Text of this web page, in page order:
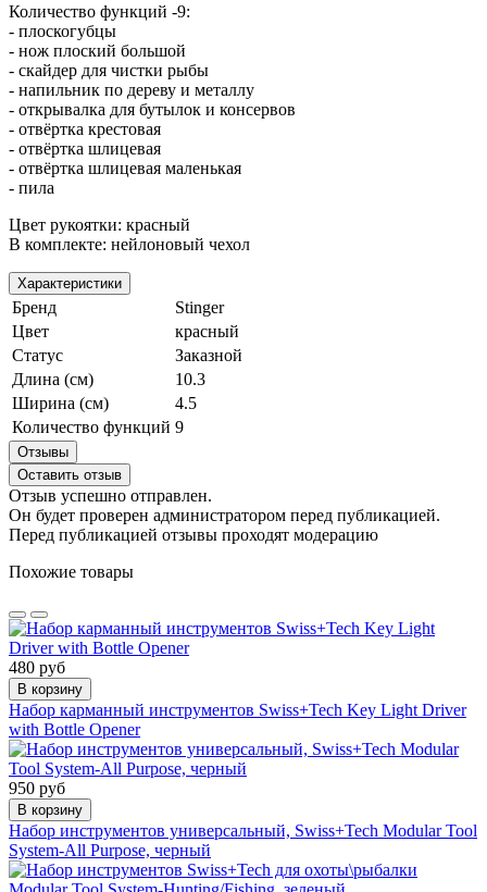
Количество функций -9:
- плоскогубцы
- нож плоский большой
- скайдер для чистки рыбы
- напильник по дереву и металлу
- открывалка для бутылок и консервов
- отвёртка крестовая
- отвёртка шлицевая
- отвёртка шлицевая маленькая
- пила
Цвет рукоятки: красный
В комплекте: нейлоновый чехол
Характеристики
Бренд
Stinger
Цвет
красный
Статус
Заказной
Длина (см)
10.3
Ширина (см)
4.5
Количество функций 9
Отзывы
Оставить отзыв
Отзыв успешно отправлен.
Он будет проверен администратором перед публикацией.
Перед публикацией отзывы проходят модерацию
Похожие товары
480 руб
В корзину
Набор карманный инструментов Swiss+Tech Key Light Driver
with Bottle Opener
950 руб
В корзину
Набор инструментов универсальный, Swiss+Tech Modular Tool
System-All Purpose, черный